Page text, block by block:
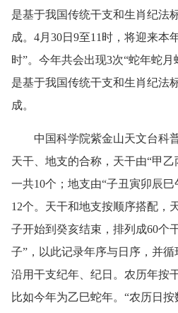
是基于我国传统干支和生肖纪法
成。4月30日9至11时，将迎来本
时”。今年共会出现3次“蛇年蛇
是基于我国传统干支和生肖纪法
成。
中国科学院紫金山天文台科普
天干、地支的合称，天干由“甲乙
一共10个；地支由“子丑寅卯辰
12个。天干和地支按顺序搭配，
子开始到癸亥结束，排列成60个
子”，以此记录年序与日序，并
沿用干支纪年、纪日。农历年按
比如今年为乙巳蛇年。“农历日